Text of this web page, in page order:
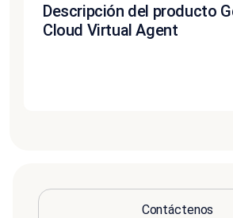
Descripción del producto
Cloud Virtual Agent
Contáctenos